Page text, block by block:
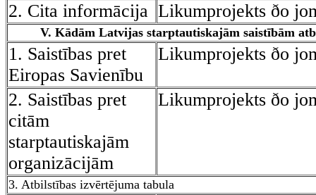
2. Cita informācija Likumprojekts ðo
V. Kādām Latvijas starptautiskajām saistībām
1. Saistības pret
Eiropas Savienību
Likumprojekts ðo
2. Saistības pret
citām
starptautiskajām
organizācijām
Likumprojekts ðo
3. Atbilstības izvērtējuma tabula